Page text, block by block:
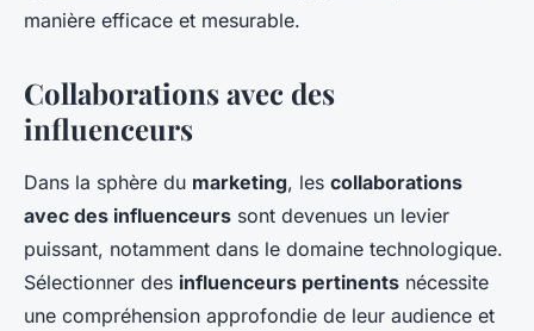
manière efficace et mesurable.
Collaborations avec des
influenceurs
Dans la sphère du marketing, les collaborations
avec des influenceurs sont devenues un levier
puissant, notamment dans le domaine technologique.
Sélectionner des influenceurs pertinents nécessite
une compréhension approfondie de leur audience et